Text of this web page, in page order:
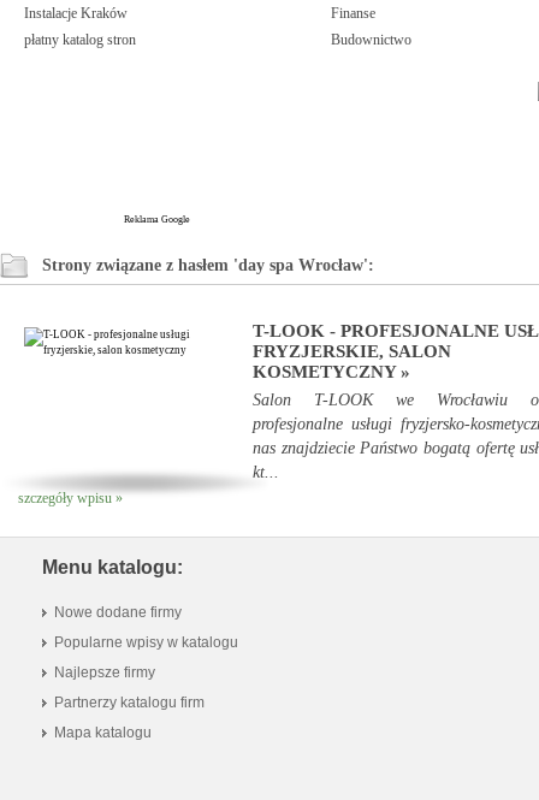
Instalacje Kraków
płatny katalog stron
Finanse
Budownictwo
Reklama Google
Strony związane z hasłem 'day spa Wrocław':
T-LOOK - PROFESJONALNE
FRYZJERSKIE, SALON
KOSMETYCZNY »
Salon T-LOOK we Wrocławiu
profesjonalne usługi fryzjersko-
nas znajdziecie Państwo bogatą ofertę
kt...
szczegóły wpisu »
Menu katalogu:
Nowe dodane firmy
Popularne wpisy w katalogu
Najlepsze firmy
Partnerzy katalogu firm
Mapa katalogu